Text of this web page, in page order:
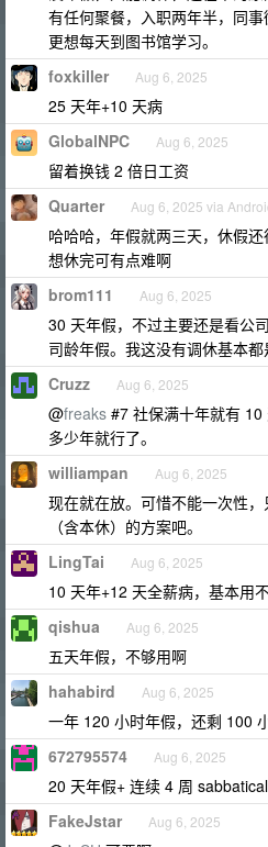
有任何聚餐，入职两年半，同事
更想每天到图书馆学习。
foxkiller Aug 6, 2025
25 天年+10 天病
GlobalNPC Aug 6, 2025
留着换钱 2 倍日工资
Quarter Aug 6, 2025 via
哈哈哈，年假就两三天，休假还
想休完可有点难啊
brom111 Aug 6, 2025
30 天年假，不过主要还是看公
司龄年假。我这没有调休基本都
Cruzz Aug 6, 2025
@freaks #7 社保满十年就有
多少年就行了。
williampan Aug 6, 2025
现在就在放。可惜不能一次性
（含本休）的方案吧。
LingTai Aug 6, 2025
10 天年+12 天全薪病，基本用
qishua Aug 6, 2025
五天年假，不够用啊
hahabird Aug 6, 2025
一年 120 小时年假，还剩 100 小
672795574 Aug 6, 2025
20 天年假+ 连续 4 周 sabbatical
FakeJstar Aug 6, 2025